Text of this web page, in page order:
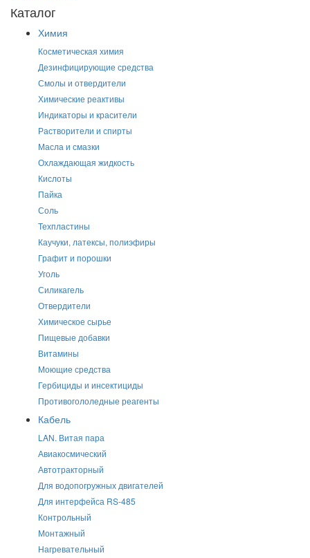
Каталог
Химия
Косметическая химия
Дезинфицирующие средства
Смолы и отвердители
Химические реактивы
Индикаторы и красители
Растворители и спирты
Масла и смазки
Охлаждающая жидкость
Кислоты
Пайка
Соль
Техпластины
Каучуки, латексы, полиэфиры
Графит и порошки
Уголь
Силикагель
Отвердители
Химическое сырье
Пищевые добавки
Витамины
Моющие средства
Гербициды и инсектициды
Противогололедные реагенты
Кабель
LAN. Витая пара
Авиакосмический
Автотракторный
Для водопогружных двигателей
Для интерфейса RS-485
Контрольный
Монтажный
Нагревательный